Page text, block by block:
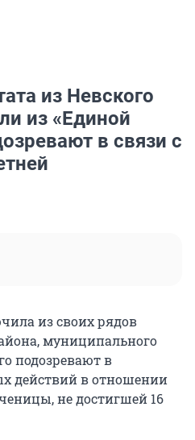
из Невского
из «Единой
в связи с
из своих рядов
муниципального
подозревают в
действий в отношении
не достигшей 16